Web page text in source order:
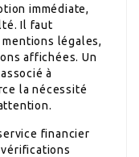
immédiate,
Il faut
légales,
affichées. Un
à
la nécessité
financier